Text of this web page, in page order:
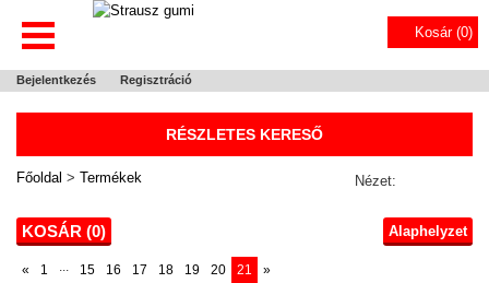
Kosár (0)
Bejelentkezés Regisztráció
RÉSZLETES KERESŐ
Főoldal > Termékek Nézet:
KOSÁR (0) Alaphelyzet
« 1 ... 15 16 17 18 19 20 21 »